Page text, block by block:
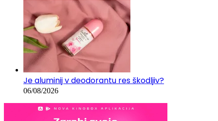
Je aluminij v deodorantu res škodljiv?
06/08/2026